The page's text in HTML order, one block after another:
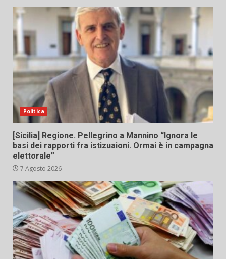
Politica
[Sicilia] Regione. Pellegrino a Mannino “Ignora le
basi dei rapporti fra istizuaioni. Ormai è in campagna
elettorale”
7 Agosto 2026